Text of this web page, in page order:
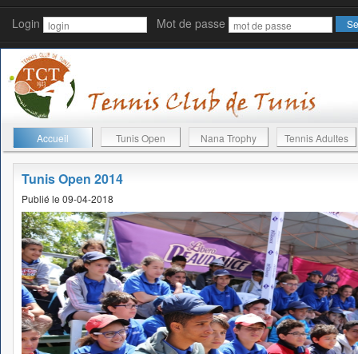
Login Mot de passe
Accueil Tunis Open Nana Trophy Tennis Adultes
Tunis Open 2014
Publié le 09-04-2018